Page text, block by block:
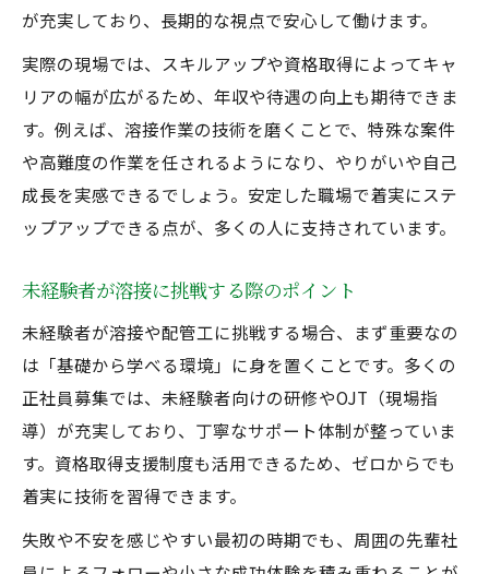
溶接工で広がるキャリアの選択肢とは
正社員採用で叶える溶接工の成長と収入
正社員採用が溶接工の成長を後押しする
未経験から経験者へ成長するサポート体制
配管工・溶接工で目指せる年収アップ術
経験者が語る正社員の安定とやりがい
溶接工の成長過程と収入の関係を解説
が充実しており、長期的な視点で安心して働けます。
実際の現場では、スキルアップや資格取得によってキャ
リアの幅が広がるため、年収や待遇の向上も期待できま
す。例えば、溶接作業の技術を磨くことで、特殊な案件
や高難度の作業を任されるようになり、やりがいや自己
成長を実感できるでしょう。安定した職場で着実にステ
ップアップできる点が、多くの人に支持されています。
未経験者が溶接に挑戦する際のポイント
未経験者が溶接や配管工に挑戦する場合、まず重要なの
は「基礎から学べる環境」に身を置くことです。多くの
正社員募集では、未経験者向けの研修やOJT（現場指
導）が充実しており、丁寧なサポート体制が整っていま
す。資格取得支援制度も活用できるため、ゼロからでも
着実に技術を習得できます。
失敗や不安を感じやすい最初の時期でも、周囲の先輩社